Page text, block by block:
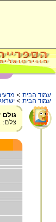
עמוד הבית >
עמוד הבית >
צלם: